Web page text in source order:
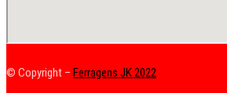
© Copyright – Ferragens JK 2022